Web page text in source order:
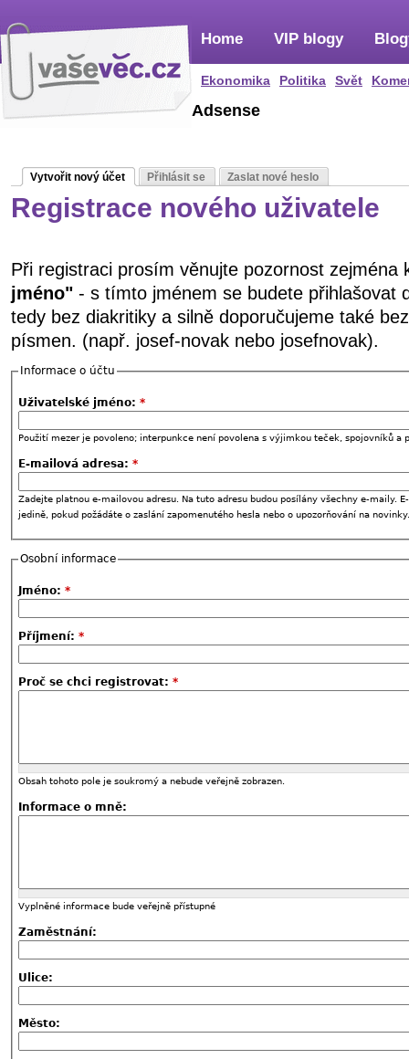
Home
Ekonomika Politika Svět
VIP blogy
Adsense
Vytvořit nový účet Přihlásit se Zaslat nové heslo
Registrace nového uživatele
Při registraci prosím věnujte pozornost zejména
jméno" - s tímto jménem se budete přihlašovat
tedy bez diakritiky a silně doporučujeme také
písmen. (např. josef-novak nebo josefnovak).
Informace o účtu
Uživatelské jméno: *
Použití mezer je povoleno; interpunkce není povolena s výjimkou teček, spojovníků a
E-mailová adresa: *
Zadejte platnou e-mailovou adresu. Na tuto adresu budou posílány všechny e-maily.
jedině, pokud požádáte o zaslání zapomenutého hesla nebo o upozorňování na novinky.
Osobní informace
Jméno: *
Příjmení: *
Proč se chci registrovat: *
Obsah tohoto pole je soukromý a nebude veřejně zobrazen.
Informace o mně:
Vyplněné informace bude veřejně přístupné
Zaměstnání:
Ulice:
Město: